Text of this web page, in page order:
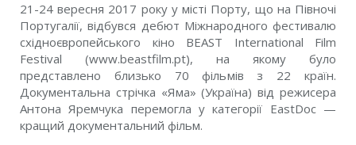
21-24 вересня 2017 року у місті Порту, що на Півночі
Португалії, відбувся дебют Міжнародного фестивалю
східноєвропейського кіно BEAST International Film
Festival (www.beastfilm.pt), на якому було
представлено близько 70 фільмів з 22 країн.
Документальна стрічка «Яма» (Україна) від режисера
Антона Яремчука перемогла у категорії EastDoc —
кращий документальний фільм.